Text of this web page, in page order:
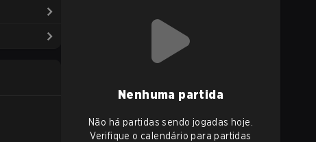
Nenhuma partida
Não há partidas sendo jogadas hoje.
Verifique o calendário para partidas